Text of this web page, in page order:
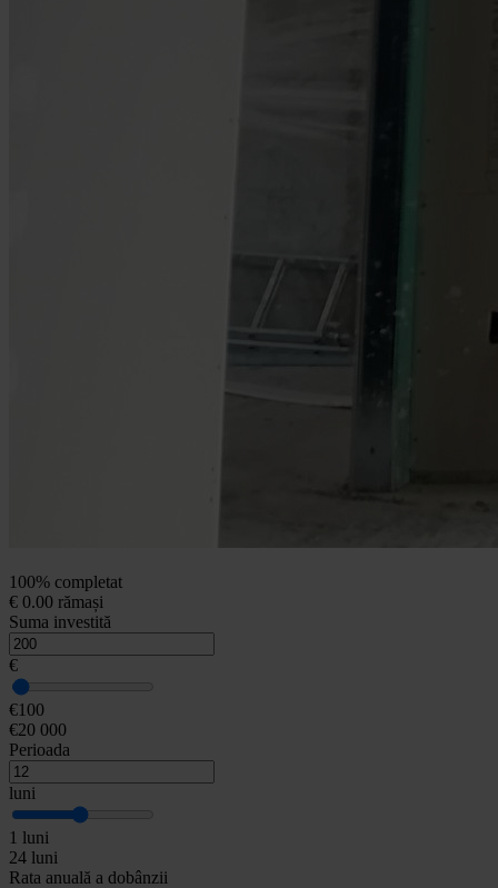
100% completat
€ 0.00 rămași
Suma investită
€
€100
€20 000
Perioada
luni
1 luni
24 luni
Rata anuală a dobânzii